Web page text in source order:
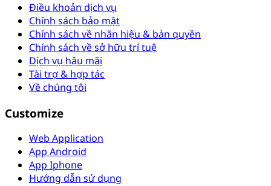
Điều khoản dịch vụ
Chính sách bảo mật
Chính sách về nhãn hiệu & bản quyền
Chính sách về sở hữu trí tuệ
Dịch vụ hậu mãi
Tài trợ & hợp tác
Về chúng tôi
Customize
Web Application
App Android
App Iphone
Hướng dẫn sử dụng